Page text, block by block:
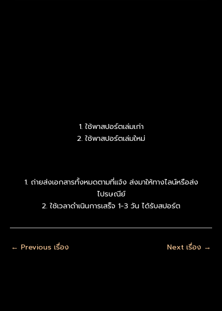
1. ใช้พาสปอร์ตเล่มเก่า
2. ใช้พาสปอร์ตเล่มใหม่
1. ถ่ายส่งเอกสารทั้งหมดตามที่แจ้ง ส่งมาให้ทางไลน์หรือส่ง
ไปรษณีย์
2. ใช้เวลาดำเนินการเสร็จ 1-3 วัน ได้รับสปอร์ต
← Previous เรื่อง Next เรื่อง →